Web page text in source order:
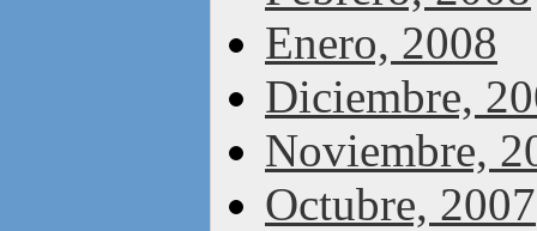
Enero, 2008
Diciembre,
Noviembre,
Octubre, 2007